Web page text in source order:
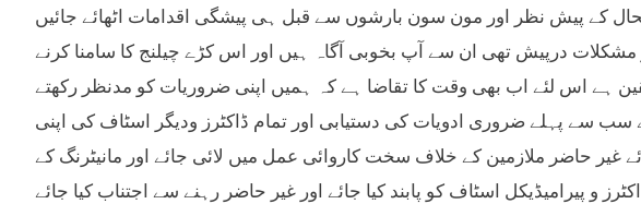
کے پیش نظر اور مون سون بارشوں سے قبل ہی پیشگی اقدامات اٹھائے جائیں
درپیش تھی ان سے آپ بخوبی آگاہ ہیں اور اس کڑے چیلنج کا سامنا کرنے
ہے اس لئے اب بھی وقت کا تقاضا ہے کہ ہمیں اپنی ضروریات کو مدنظر رکھتے
سے پہلے ضروری ادویات کی دستیابی اور تمام ڈاکٹرز ودیگر اسٹاف کی اپنی
غیر حاضر ملازمین کے خلاف سخت کاروائی عمل میں لائی جائے اور مانیٹرنگ کے
و پیرامیڈیکل اسٹاف کو پابند کیا جائے اور غیر حاضر رہنے سے اجتناب کیا جائے